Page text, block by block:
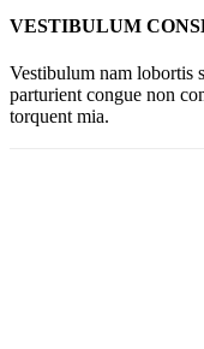
VESTIBULUM
Vestibulum nam lobortis
parturient congue non
torquent mia.